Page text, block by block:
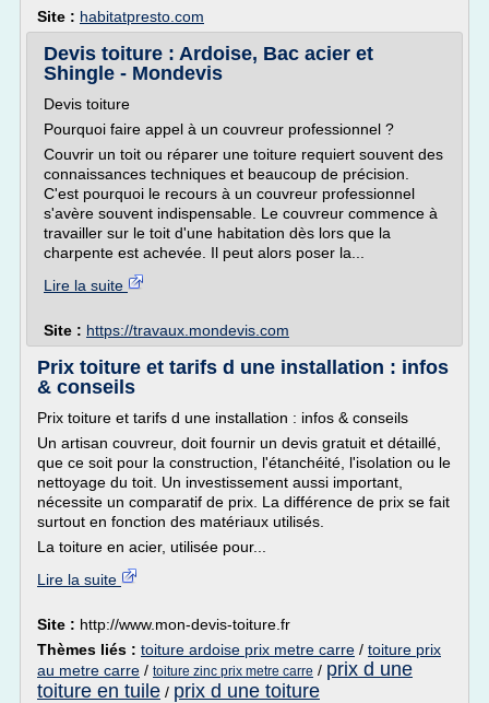
Site : habitatpresto.com
Devis toiture : Ardoise, Bac acier et
Shingle - Mondevis
Devis toiture
Pourquoi faire appel à un couvreur professionnel ?
Couvrir un toit ou réparer une toiture requiert souvent des
connaissances techniques et beaucoup de précision.
C'est pourquoi le recours à un couvreur professionnel
s'avère souvent indispensable. Le couvreur commence à
travailler sur le toit d'une habitation dès lors que la
charpente est achevée. Il peut alors poser la...
Lire la suite
Site : https://travaux.mondevis.com
Prix toiture et tarifs d une installation : infos
& conseils
Prix toiture et tarifs d une installation : infos & conseils
Un artisan couvreur, doit fournir un devis gratuit et détaillé,
que ce soit pour la construction, l'étanchéité, l'isolation ou le
nettoyage du toit. Un investissement aussi important,
nécessite un comparatif de prix. La différence de prix se fait
surtout en fonction des matériaux utilisés.
La toiture en acier, utilisée pour...
Lire la suite
Site : http://www.mon-devis-toiture.fr
Thèmes liés : toiture ardoise prix metre carre / toiture prix
au metre carre / toiture zinc prix metre carre / prix d une
toiture en tuile / prix d une toiture